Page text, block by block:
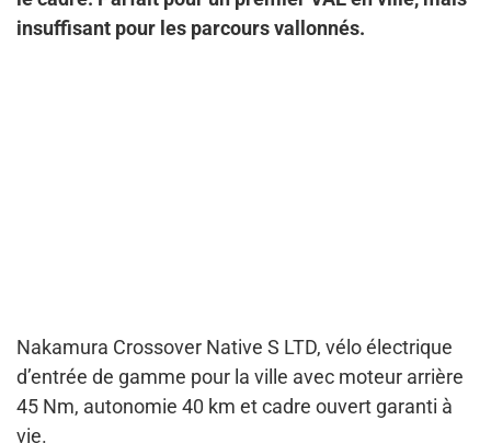
insuffisant pour les parcours vallonnés.
Nakamura Crossover Native S LTD, vélo électrique
d’entrée de gamme pour la ville avec moteur arrière
45 Nm, autonomie 40 km et cadre ouvert garanti à
vie.